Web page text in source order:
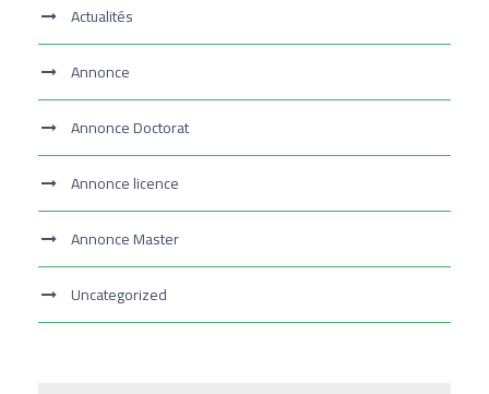
Actualités
Annonce
Annonce Doctorat
Annonce licence
Annonce Master
Uncategorized